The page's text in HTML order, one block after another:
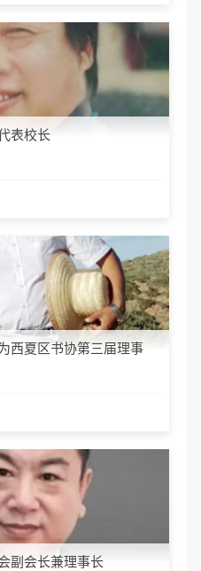
表校长
西夏区书协第三届理事
副会长兼理事长